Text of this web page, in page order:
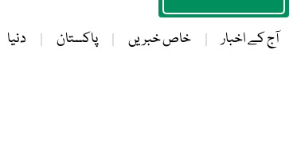
آج کے اخبار خاص خبریں پاکستان دنیا